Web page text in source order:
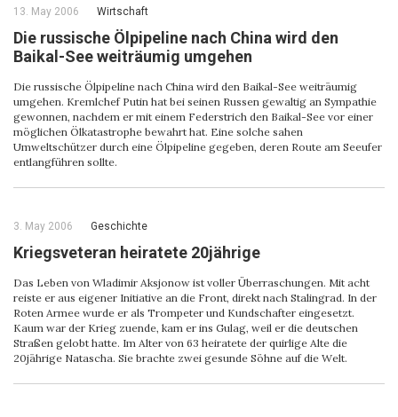
13. May 2006 Wirtschaft
Die russische Ölpipeline nach China wird den
Baikal-See weiträumig umgehen
Die russische Ölpipeline nach China wird den Baikal-See weiträumig
umgehen. Kremlchef Putin hat bei seinen Russen gewaltig an Sympathie
gewonnen, nachdem er mit einem Federstrich den Baikal-See vor einer
möglichen Ölkatastrophe bewahrt hat. Eine solche sahen
Umweltschützer durch eine Ölpipeline gegeben, deren Route am Seeufer
entlangführen sollte.
3. May 2006 Geschichte
Kriegsveteran heiratete 20jährige
Das Leben von Wladimir Aksjonow ist voller Überraschungen. Mit acht
reiste er aus eigener Initiative an die Front, direkt nach Stalingrad. In der
Roten Armee wurde er als Trompeter und Kundschafter eingesetzt.
Kaum war der Krieg zuende, kam er ins Gulag, weil er die deutschen
Straßen gelobt hatte. Im Alter von 63 heiratete der quirlige Alte die
20jährige Natascha. Sie brachte zwei gesunde Söhne auf die Welt.